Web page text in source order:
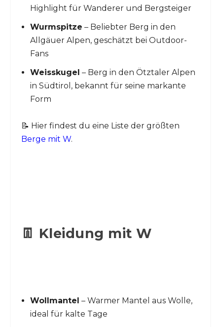
Highlight für Wanderer und Bergsteiger
Wurmspitze – Beliebter Berg in den
Allgäuer Alpen, geschätzt bei Outdoor-
Fans
Weisskugel – Berg in den Ötztaler Alpen
in Südtirol, bekannt für seine markante
Form
📝 Hier findest du eine Liste der größten
Berge mit W.
👖 Kleidung mit W
Wollmantel – Warmer Mantel aus Wolle,
ideal für kalte Tage